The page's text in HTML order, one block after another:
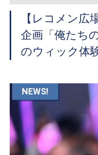
【レコメン広
企画「俺たち
のウィック体
NEWS!